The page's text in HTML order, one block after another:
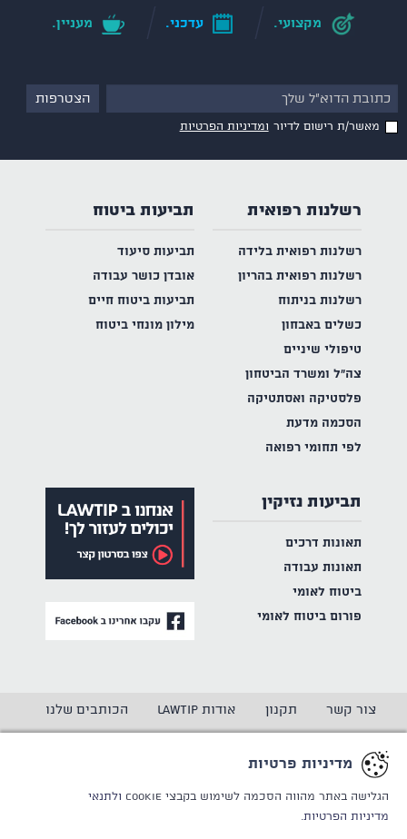
מקצועי. עדכני. מעניין.
מאשר/ת רישום לדיור ומדיניות הפרטיות
רשלנות רפואית
רשלנות רפואית בלידה
רשלנות רפואית בהריון
רשלנות בניתוח
כשלים באבחון
טיפולי שיניים
צה"ל ומשרד הביטחון
פלסטיקה ואסתטיקה
הסכמה מדעת
לפי תחומי רפואה
תביעות ביטוח
תביעות סיעוד
אובדן כושר עבודה
תביעות ביטוח חיים
מילון מונחי ביטוח
תביעות נזיקין
תאונות דרכים
תאונות עבודה
ביטוח לאומי
פורום ביטוח לאומי
צור קשר תקנון אודות LAWTIP הכותבים שלנו
מדיניות פרטיות
הגלישה באתר מהווה הסכמה לשימוש בקבצי Cookie
ולתנאי
מדיניות הפרטיות.